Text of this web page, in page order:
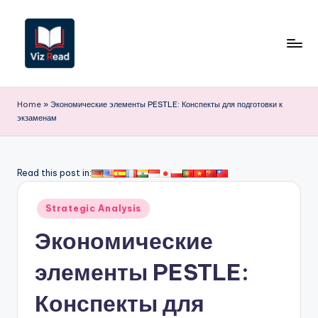
Перейти
содержимому
iz
R
a
si
Home » Экономические элементы PESTLE: Конспекты для подготовки к
экзаменам
Read this post in:
Опубликовано
Strategic Analysis
Экономические
элементы PESTLE:
Конспекты для